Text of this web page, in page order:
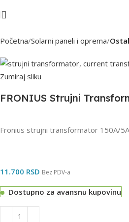
Početna Solarni paneli i oprema
Zumiraj sliku
FRONIUS Strujni
Fronius strujni transformator 150A/5A
11.700 RSD Bez PDV-a
Dostupno za avansnu kupovinu